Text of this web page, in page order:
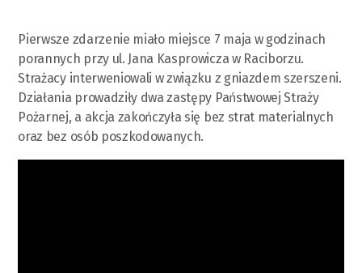
Pierwsze zdarzenie miało miejsce 7 maja w godzinach
porannych przy ul. Jana Kasprowicza w Raciborzu.
Strażacy interweniowali w związku z gniazdem szerszeni.
Działania prowadziły dwa zastępy Państwowej Straży
Pożarnej, a akcja zakończyła się bez strat materialnych
oraz bez osób poszkodowanych.